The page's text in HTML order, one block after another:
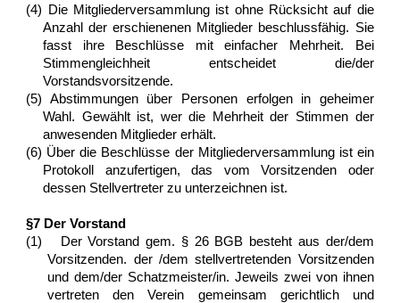
(4) Die Mitgliederversammlung ist ohne Rücksicht auf die
Anzahl der erschienenen Mitglieder beschlussfähig. Sie
fasst ihre Beschlüsse mit einfacher Mehrheit. Bei
Stimmengleichheit entscheidet die/der
Vorstandsvorsitzende.
(5) Abstimmungen über Personen erfolgen in geheimer
Wahl. Gewählt ist, wer die Mehrheit der Stimmen der
anwesenden Mitglieder erhält.
(6) Über die Beschlüsse der Mitgliederversammlung ist ein
Protokoll anzufertigen, das vom Vorsitzenden oder
dessen Stellvertreter zu unterzeichnen ist.
§7 Der Vorstand
(1) Der Vorstand gem. § 26 BGB besteht aus der/dem
Vorsitzenden. der /dem stellvertretenden Vorsitzenden
und dem/der Schatzmeister/in. Jeweils zwei von ihnen
vertreten den Verein gemeinsam gerichtlich und